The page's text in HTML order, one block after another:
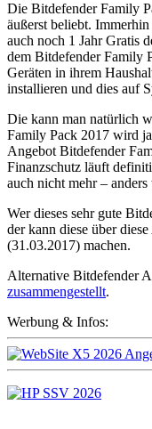
Die Bitdefender Family
äußerst beliebt.
auch noch 1 Jahr Gratis
dem Bitdefender Family
Geräten in ihrem
installieren und dies auf
Die kann man natürlich
Family Pack 2017 wird
Angebot Bitdefender
Finanzschutz läuft
auch nicht mehr –
Wer dieses sehr gute
der kann diese über
(31.03.2017) machen.
Alternative Bitdefender
zusammengestellt.
Werbung & Infos: